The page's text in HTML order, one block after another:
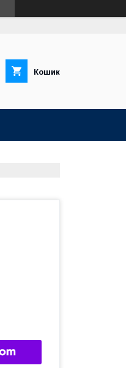
Кошик